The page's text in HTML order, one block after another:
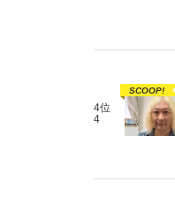
4位
4
SCOOP!